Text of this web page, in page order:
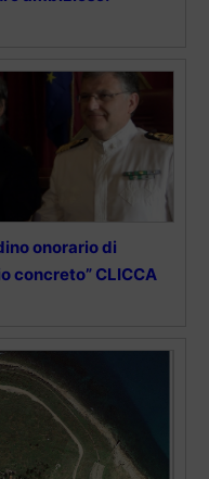
onorario di
concreto” CLICCA